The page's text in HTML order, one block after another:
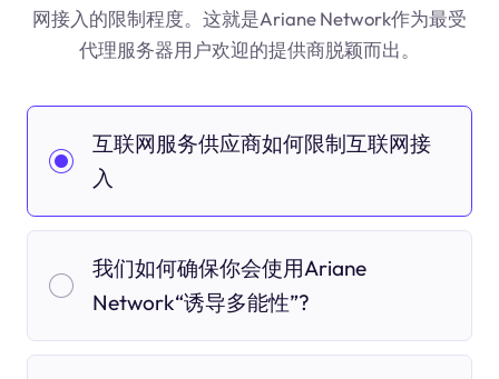
网接入的限制程度。这就是Ariane Network作为最受
代理服务器用户欢迎的提供商脱颖而出。
互联网服务供应商如何限制互联网接
入
我们如何确保你会使用Ariane
Network“诱导多能性”?